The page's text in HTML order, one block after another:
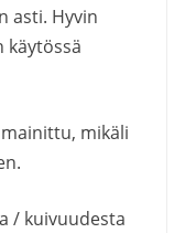
asti. Hyvin
käytössä
mikäli
/ kuivuudesta